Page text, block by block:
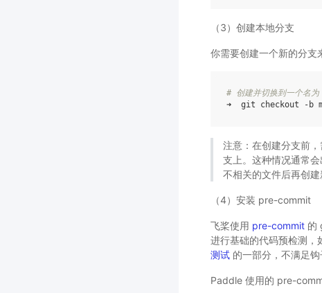
（3）创建本地分支
你需要创建一个新的分支
# 创建并切换到一个
注意：在创建分支前
支上。这种情况通常
不相关的文件后再创建
（4）安装 pre-commit
飞桨使用 pre-commit 的
进行基础的代码预检测
测试 的一部分，不满足
Paddle 使用的 pre-